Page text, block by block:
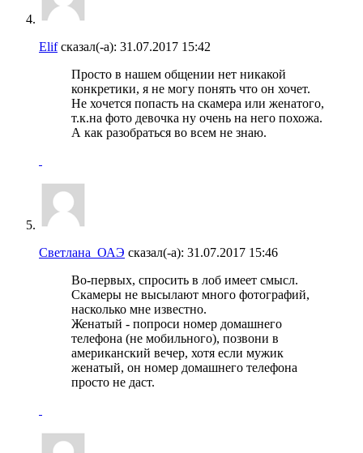
Elifсказал(-а): 31.07.2017 15:42
Просто в нашем общении нет никакой
конкретики, я не могу понять что он хочет.
Не хочется попасть на скамера или женатого,
т.к.на фото девочка ну очень на него похожа.
А как разобраться во всем не знаю.
Светлана_ОАЭ сказал(-а): 31.07.2017 15:46
Во-первых, спросить в лоб имеет смысл.
Скамеры не высылают много фотографий,
насколько мне известно.
Женатый - попроси номер домашнего
телефона (не мобильного), позвони в
американский вечер, хотя если мужик
женатый, он номер домашнего телефона
просто не даст.